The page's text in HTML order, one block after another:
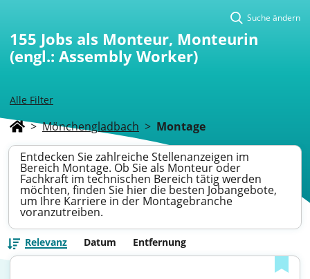
Alle Filter
Suche ändern
155 Jobs als Monteur, Monteurin
(engl.: Assembly Worker)
> Mönchengladbach > Montage
Entdecken Sie zahlreiche Stellenanzeigen im
Bereich Montage. Ob Sie als Monteur oder
Fachkraft im technischen Bereich tätig werden
möchten, finden Sie hier die besten Jobangebote,
um Ihre Karriere in der Montagebranche
voranzutreiben.
Relevanz Datum Entfernung